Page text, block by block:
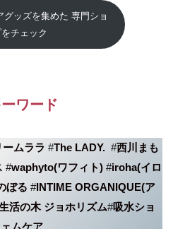
ズを集めた 専門ショ
をチェック
ワード
ムララ #The LADY. #西川まも
#waphyto(ワフィト) #iroha(イロ
ぼる #INTIME ORGANIQUE(ア
活の木 ジョホリズム#吸水ショ